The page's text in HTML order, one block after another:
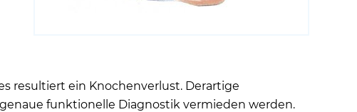
resultiert ein Knochenverlust. Derartige
funktionelle Diagnostik vermieden werden.